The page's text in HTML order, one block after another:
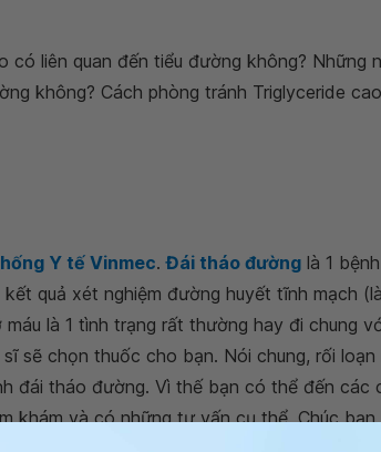
có liên quan đến tiểu đường không? Những
không? Cách phòng tránh Triglyceride
Y tế Vinmec.Đái tháo đường là 1
quả xét nghiệm đường huyết tĩnh mạch
là 1 tình trạng rất thường hay đi chung
sẽ chọn thuốc cho bạn. Nói chung, rối loạn
đái tháo đường. Vì thế bạn có thể đến các
khám và có những tư vấn cụ thể. Chúc bạn